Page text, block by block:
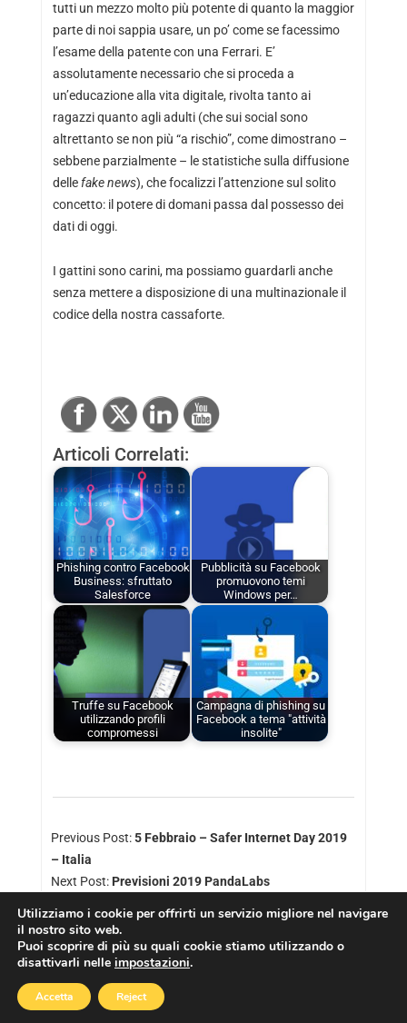
tutti un mezzo molto più potente di quanto la maggior
parte di noi sappia usare, un po’ come se facessimo
l’esame della patente con una Ferrari. E’
assolutamente necessario che si proceda a
un’educazione alla vita digitale, rivolta tanto ai
ragazzi quanto agli adulti (che sui social sono
altrettanto se non più “a rischio”, come dimostrano –
sebbene parzialmente– le statistiche sulla diffusione
delle fake news), che focalizzi l’attenzione sul solito
concetto: il potere di domani passa dal possesso dei
dati di oggi.
I gattini sono carini, ma possiamo guardarli anche
senza mettere a disposizione di una multinazionale il
codice della nostra cassaforte.
Articoli Correlati:
Phishing contro Facebook
Business: sfruttato
Salesforce
Pubblicità su Facebook
promuovono temi
Windows per…
Truffe su Facebook
utilizzando profili
compromessi
Campagna di phishing su
Facebook a tema "attività
insolite"
Previous Post:5 Febbraio – Safer Internet Day 2019
– Italia
Next Post: Previsioni 2019 PandaLabs
Copyright © 2026
Utilizziamo i cookie per offrirti un servizio migliore nel navigare
il nostro sito web.
Puoi scoprire di più su quali cookie stiamo utilizzando o
disattivarli nelle impostazioni.
Accetta Reject